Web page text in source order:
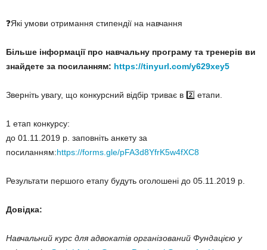
❓Які умови отримання стипендії на навчання
Більше інформації про навчальну програму та тренерів ви
знайдете за посиланням: https://tinyurl.com/y629xey5
Зверніть увагу, що конкурсний відбір триває в 2️⃣ етапи.
1 етап конкурсу:
до 01.11.2019 р. заповніть анкету за
посиланням:https://forms.gle/pFA3d8YfrK5w4fXC8
Результати першого етапу будуть оголошені до 05.11.2019 р.
Довідка:
Навчальний курс для адвокатів організований Фундацією у